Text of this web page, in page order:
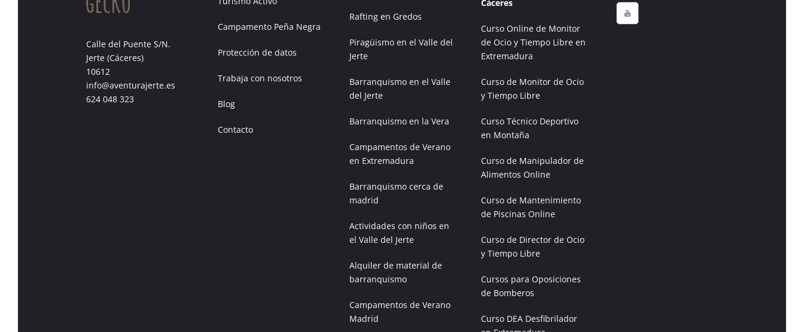
Calle del Puente S/N.
Jerte (Cáceres)
10612
info@aventurajerte.es
624 048 323
Campamento Peña Negra
Protección de datos
Trabaja con nosotros
Blog
Contacto
Rafting en Gredos
Piragüismo en el Valle del
Jerte
Barranquismo en el Valle
del Jerte
Barranquismo en la Vera
Campamentos de Verano
en Extremadura
Barranquismo cerca de
madrid
Actividades con niños en
el Valle del Jerte
Alquiler de material de
barranquismo
Campamentos de Verano
Madrid
Cáceres
Curso Online de Monitor
de Ocio y Tiempo Libre en
Extremadura
Curso de Monitor de Ocio
y Tiempo Libre
Curso Técnico Deportivo
en Montaña
Curso de Manipulador de
Alimentos Online
Curso de Mantenimiento
de Piscinas Online
Curso de Director de Ocio
y Tiempo Libre
Cursos para Oposiciones
de Bomberos
Curso DEA Desfibrilador